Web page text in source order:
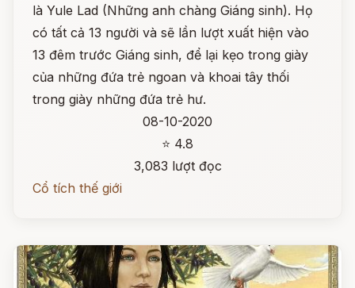
là Yule Lad (Những anh chàng Giáng sinh). Họ
có tất cả 13 người và sẽ lần lượt xuất hiện vào
13 đêm trước Giáng sinh, để lại kẹo trong giày
của những đứa trẻ ngoan và khoai tây thối
trong giày những đứa trẻ hư.
08-10-2020
⭐ 4.8
3,083 lượt đọc
Cổ tích thế giới